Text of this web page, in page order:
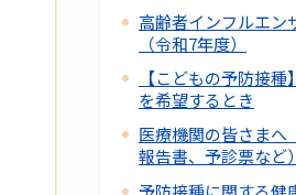
高齢者インフルエン
（令和7年度）
【こどもの予防接
を希望するとき
医療機関の皆さまへ
報告書、予診票など）